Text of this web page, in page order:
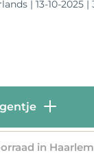
| 13-10-2025
in Haarlem